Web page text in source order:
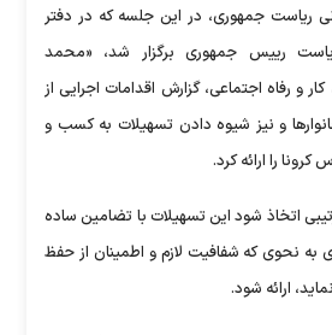
ریاست جمهوری، در این جلسه که در دفتر
رییس جمهوری برگزار شد، «محمد
و رفاه اجتماعی، گزارش اقدامات اجرایی از
و نیز شیوه دادن تسهیلات به کسب و
را ارائه کرد.
اتخاذ شود این تسهیلات با تضامین ساده
به نحوی که شفافیت لازم و اطمینان از حفظ
ارائه شود.